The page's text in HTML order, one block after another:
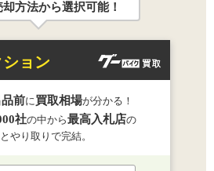
却方法から選択可能！
ョン
品前に買取相場が分かる！
社の中から最高入札店の
やり取りで完結。